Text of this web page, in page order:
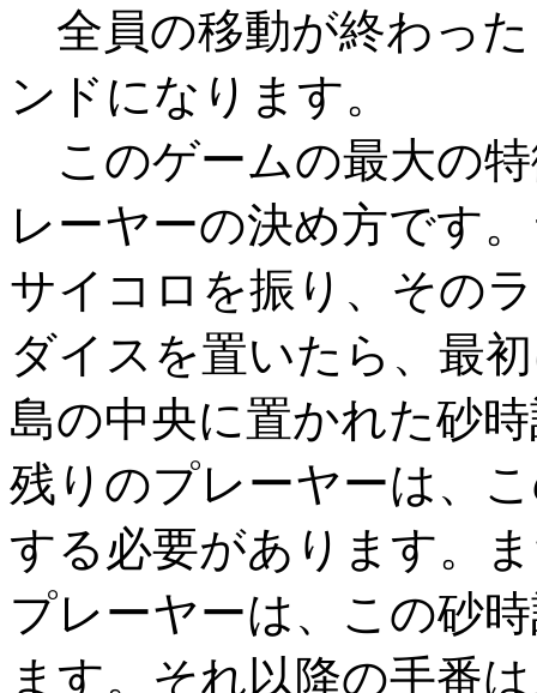
全員の移動が終わっ
ンドになります。
このゲームの最大の
レーヤーの決め方です
サイコロを振り、その
ダイスを置いたら、最
島の中央に置かれた砂
残りのプレーヤーは、
する必要があります。
プレーヤーは、この砂
ます。それ以降の手番